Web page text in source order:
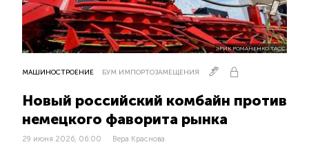
ЭРИК РОМАНЕНКО:ТАСС
МАШИНОСТРОЕНИЕ БУМ ИМПОРТОЗАМЕЩЕНИЯ
Новый российский комбайн против
немецкого фаворита рынка
29 июня 2026, 06:00 Вера Краснова